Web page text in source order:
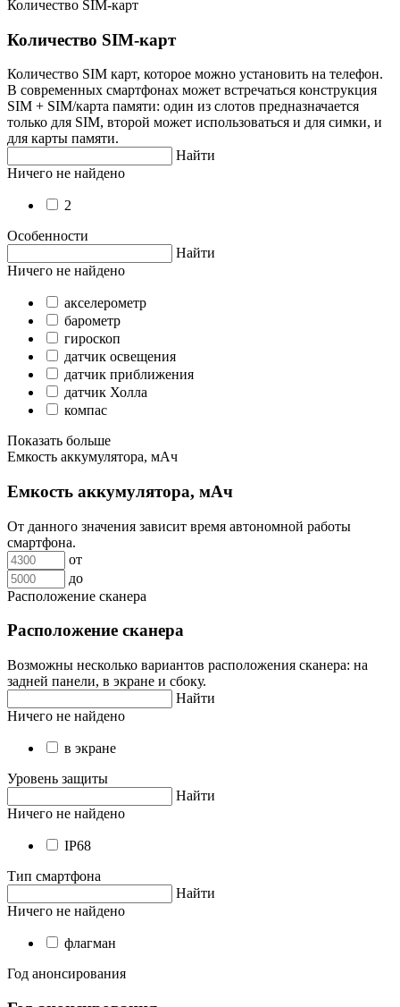
Количество SIM-карт
Количество SIM-карт
Количество SIM карт, которое можно установить на телефон.
В современных смартфонах может встречаться конструкция
SIM + SIM/карта памяти: один из слотов предназначается
только для SIM, второй может использоваться и для симки, и
для карты памяти.
Найти
Ничего не найдено
2
Особенности
Найти
Ничего не найдено
акселерометр
барометр
гироскоп
датчик освещения
датчик приближения
датчик Холла
компас
Показать больше
Емкость аккумулятора, мАч
Емкость аккумулятора, мАч
От данного значения зависит время автономной работы
смартфона.
от
до
Расположение сканера
Расположение сканера
Возможны несколько вариантов расположения сканера: на
задней панели, в экране и сбоку.
Найти
Ничего не найдено
в экране
Уровень защиты
Найти
Ничего не найдено
IP68
Тип смартфона
Найти
Ничего не найдено
флагман
Год анонсирования